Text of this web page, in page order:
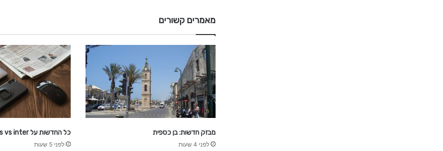
א
ו
ל
מאמרים קשורים
מבזק חדשות: בן כספית
לפני 4 שעות
כל החדשות על juventus vs inter
לפני 5 שעות